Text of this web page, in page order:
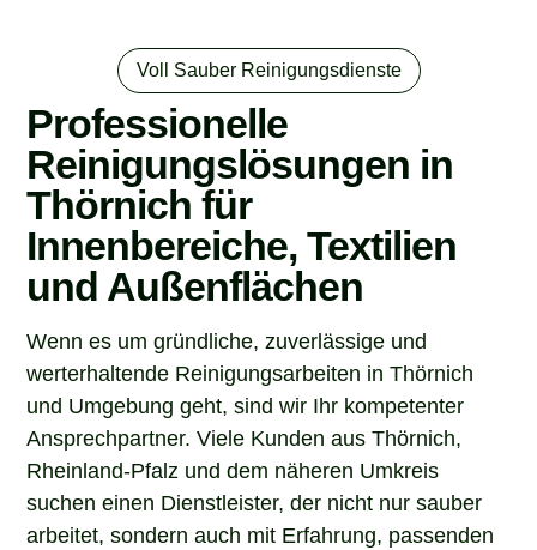
Voll Sauber Reinigungsdienste
Professionelle
Reinigungslösungen in
Thörnich für
Innenbereiche, Textilien
und Außenflächen
Wenn es um gründliche, zuverlässige und
werterhaltende Reinigungsarbeiten in Thörnich
und Umgebung geht, sind wir Ihr kompetenter
Ansprechpartner. Viele Kunden aus Thörnich,
Rheinland-Pfalz und dem näheren Umkreis
suchen einen Dienstleister, der nicht nur sauber
arbeitet, sondern auch mit Erfahrung, passenden